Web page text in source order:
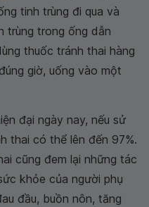
tinh trùng đi qua và
trùng trong ống dẫn
thuốc tránh thai hàng
giờ, uống vào một
đại ngày nay, nếu sử
thai có thể lên đến 97%.
cũng đem lại những tác
khỏe của người phụ
đầu, buồn nôn, tăng